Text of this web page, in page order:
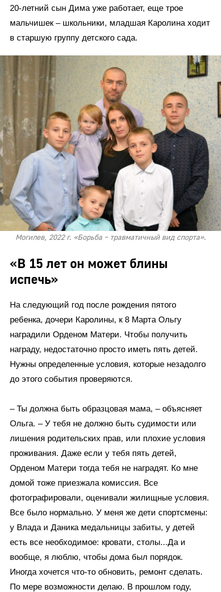
20-летний сын Дима уже работает, еще трое
мальчишек – школьники, младшая Каролина ходит
в старшую группу детского сада.
Могилев, 2022 г. «Борьба – травматичный вид спорта».
«В 15 лет он может блины
испечь»
На следующий год после рождения пятого
ребенка, дочери Каролины, к 8 Марта Ольгу
наградили Орденом Матери. Чтобы получить
награду, недостаточно просто иметь пять детей.
Нужны определенные условия, которые незадолго
до этого события проверяются.
– Ты должна быть образцовая мама, – объясняет
Ольга. – У тебя не должно быть судимости или
лишения родительских прав, или плохие условия
проживания. Даже если у тебя пять детей,
Орденом Матери тогда тебя не наградят. Ко мне
домой тоже приезжала комиссия. Все
фотографировали, оценивали жилищные условия.
Все было нормально. У меня же дети спортсмены:
у Влада и Даника медальницы забиты, у детей
есть все необходимое: кровати, столы...Да и
вообще, я люблю, чтобы дома был порядок.
Иногда хочется что-то обновить, ремонт сделать.
По мере возможности делаю. В прошлом году,